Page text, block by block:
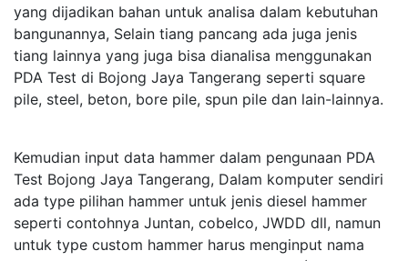
yang dijadikan bahan untuk analisa dalam kebutuhan
bangunannya, Selain tiang pancang ada juga jenis
tiang lainnya yang juga bisa dianalisa menggunakan
PDA Test di Bojong Jaya Tangerang seperti square
pile, steel, beton, bore pile, spun pile dan lain-lainnya.
Kemudian input data hammer dalam pengunaan PDA
Test Bojong Jaya Tangerang, Dalam komputer sendiri
ada type pilihan hammer untuk jenis diesel hammer
seperti contohnya Juntan, cobelco, JWDD dll, namun
untuk type custom hammer harus menginput nama